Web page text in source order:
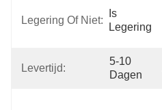
Legering Of Niet:
Is
Legering
Levertijd:
5-10
Dagen